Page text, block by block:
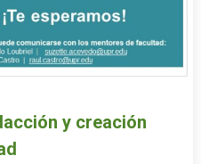
y creación